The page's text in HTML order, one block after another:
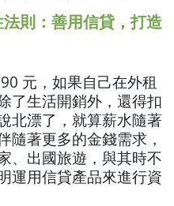
則：善用信貸，打造
元，如果自己在外租
了生活開銷外，還得扣
北漂了，就算薪水隨著
隨著更多的金錢需求，
、出國旅遊，與其時不
運用信貸產品來進行資